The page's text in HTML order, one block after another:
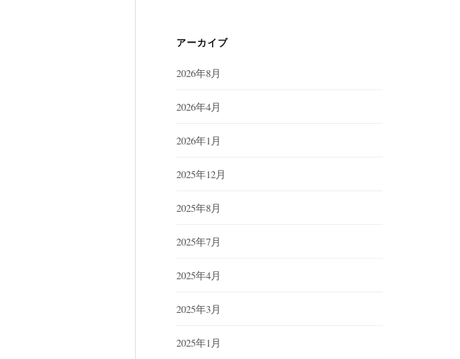
アーカイブ
2026年8月
2026年4月
2026年1月
2025年12月
2025年8月
2025年7月
2025年4月
2025年3月
2025年1月